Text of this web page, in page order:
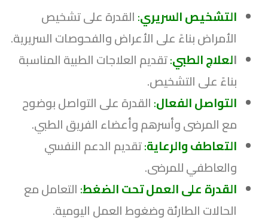
التشخيص السريري:القدرة على تشخيص
الأمراض بناءً على الأعراض والفحوصات السريرية.
العلاج الطبي:تقديم العلاجات الطبية المناسبة
بناءً على التشخيص.
التواصل الفعال:القدرة على التواصل بوضوح
مع المرضى وأسرهم وأعضاء الفريق الطبي.
التعاطف والرعاية:تقديم الدعم النفسي
والعاطفي للمرضى.
القدرة على العمل تحت الضغط:التعامل مع
الحالات الطارئة وضغوط العمل اليومية.